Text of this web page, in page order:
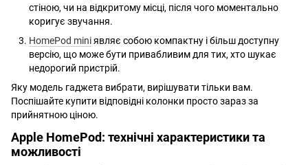
стіною, чи на відкритому місці, після чого моментально
коригує звучання.
HomePod miniявляє собою компактну і більш доступну
версію, що може бути привабливим для тих, хто шукає
недорогий пристрій.
Яку модель гаджета вибрати, вирішувати тільки вам.
Поспішайте купити відповідні колонки просто зараз за
прийнятною ціною.
Apple HomePod: технічні характеристики та
можливості